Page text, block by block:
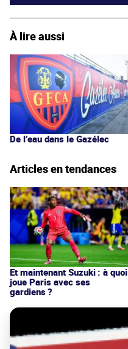
À lire aussi
De l’eau dans le Gazélec
Articles en tendances
Et maintenant Suzuki : à quoi
joue Paris avec ses
gardiens ?